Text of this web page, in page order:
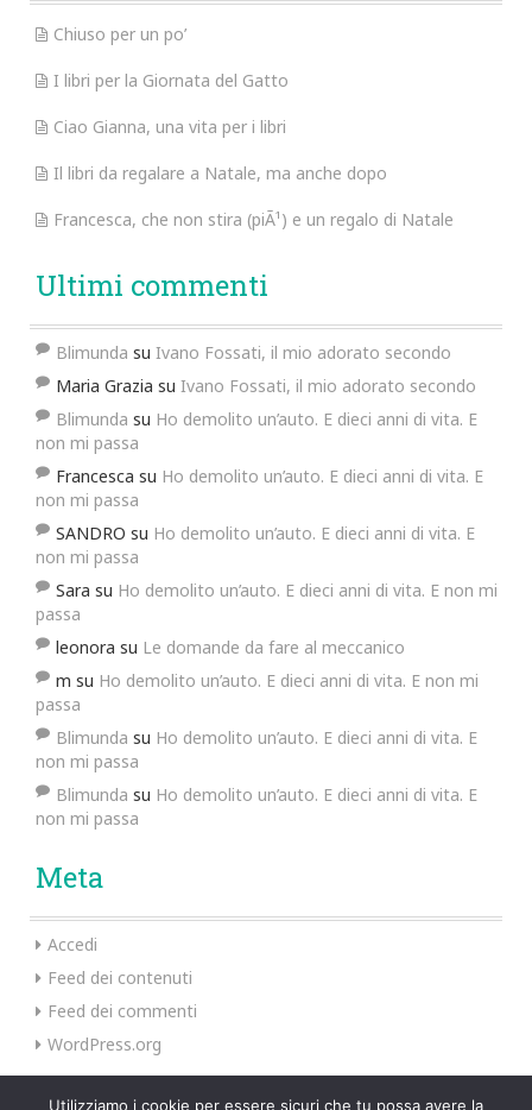
Chiuso per un po’
I libri per la Giornata del Gatto
Ciao Gianna, una vita per i libri
Il libri da regalare a Natale, ma anche dopo
Francesca, che non stira (piÃ¹) e un regalo di Natale
Ultimi commenti
Blimunda su Ivano Fossati, il mio adorato secondo
Maria Grazia su Ivano Fossati, il mio adorato secondo
Blimunda su Ho demolito un’auto. E dieci anni di vita. E
non mi passa
Francesca su Ho demolito un’auto. E dieci anni di vita. E
non mi passa
SANDRO su Ho demolito un’auto. E dieci anni di vita. E
non mi passa
Sara su Ho demolito un’auto. E dieci anni di vita. E non mi
passa
leonora su Le domande da fare al meccanico
m su Ho demolito un’auto. E dieci anni di vita. E non mi
passa
Blimunda su Ho demolito un’auto. E dieci anni di vita. E
non mi passa
Blimunda su Ho demolito un’auto. E dieci anni di vita. E
non mi passa
Meta
Accedi
Feed dei contenuti
Feed dei commenti
WordPress.org
Utilizziamo i cookie per essere sicuri che tu possa avere la